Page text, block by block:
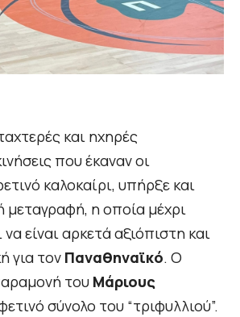
και ηχηρές
που έκαναν οι
καλοκαίρι, υπήρξε και
μεταγραφή, η οποία μέχρι
να είναι αρκετά αξιόπιστη και
για τον Παναθηναϊκό. Ο
του Μάριους
σύνολο του “τριφυλλιού”.